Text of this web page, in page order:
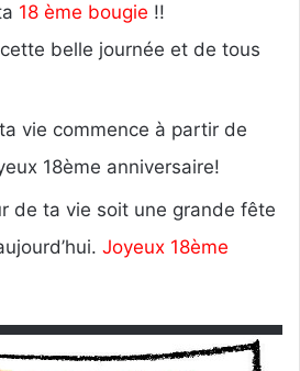
18 ème bougie !!
belle journée et de tous
vie commence à partir de
18ème anniversaire!
de ta vie soit une grande fête
Joyeux 18ème